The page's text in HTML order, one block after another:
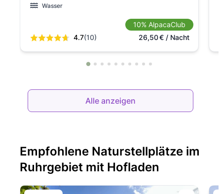
Wasser
4.7(10)
10% AlpacaClub
26,50€/ Nacht
Alle anzeigen
Empfohlene Naturstellplätze im
Ruhrgebiet mit Hofladen